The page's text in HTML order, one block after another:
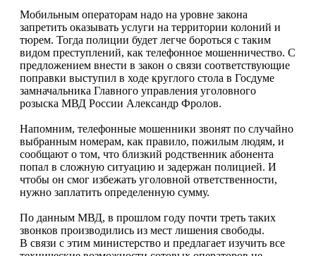
Мобильным операторам надо на уровне закона
запретить оказывать услуги на территории колоний и
тюрем. Тогда полиции будет легче бороться с таким
видом преступлений, как телефонное мошенничество. С
предложением внести в закон о связи соответствующие
поправки выступил в ходе круглого стола в Госдуме
замначальника Главного управления уголовного
розыска МВД России Александр Фролов.
Напомним, телефонные мошенники звонят по случайно
выбранным номерам, как правило, пожилым людям, и
сообщают о том, что близкий родственник абонента
попал в сложную ситуацию и задержан полицией. И
чтобы он смог избежать уголовной ответственности,
нужно заплатить определенную сумму.
По данным МВД, в прошлом году почти треть таких
звонков производились из мест лишения свободы.
В связи с этим министерство и предлагает изучить все